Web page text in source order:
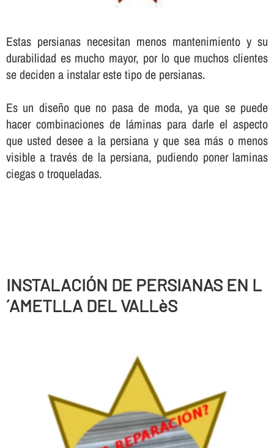
Estas persianas necesitan menos mantenimiento y su
durabilidad es mucho mayor, por lo que muchos clientes
se deciden a instalar este tipo de persianas.
Es un diseño que no pasa de moda, ya que se puede
hacer combinaciones de láminas para darle el aspecto
que usted desee a la persiana y que sea más o menos
visible a través de la persiana, pudiendo poner laminas
ciegas o troqueladas.
INSTALACIÓN DE PERSIANAS EN L
´AMETLLA DEL VALLèS